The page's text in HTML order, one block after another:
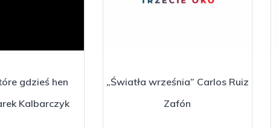
gdzieś hen
Kalbarczyk
„Światła września” Carlos Ruiz
Zafón